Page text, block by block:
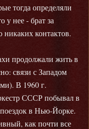
тогда определяли
у нее - брат за
контактов.
продолжали жить в
связи с Западом
В 1960 г.
СССР побывал в
в Нью-Йорке.
как почти все